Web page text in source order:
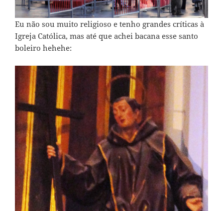
Eu não sou muito religioso e tenho grandes críticas à
Igreja Católica, mas até que achei bacana esse santo
boleiro hehehe: